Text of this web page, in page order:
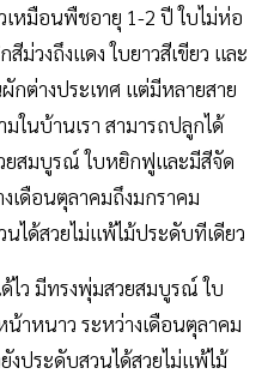
หมือนพืชอายุ 1-2 ปี ใบไม่ห่อ
ม่วงถึงแดง ใบยาวสีเขียว และ
กต่างประเทศ แต่มีหลายสาย
ในบ้านเรา สามารถปลูกได้
ยสมบูรณ์ ใบหยิกฟูและมีสีจัด
เดือนตุลาคมถึงมกราคม
ได้สวยไม่แพ้ไม้ประดับทีเดียว
ไว มีทรงพุ่มสวยสมบูรณ์ ใบ
าหนาว ระหว่างเดือนตุลาคม
ประดับสวนได้สวยไม่แพ้ไม้